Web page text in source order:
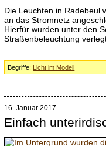
Die Leuchten in Radebeul
an das Stromnetz
Hierfür wurden unter den
Straßenbeleuchtung
Begriffe: Licht im Modell
16. Januar 2017
Einfach